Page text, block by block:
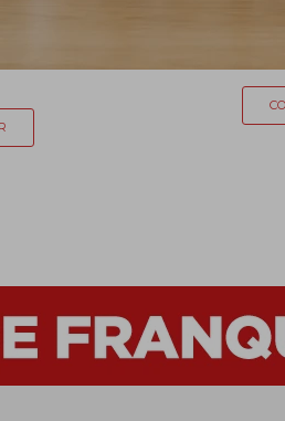
X